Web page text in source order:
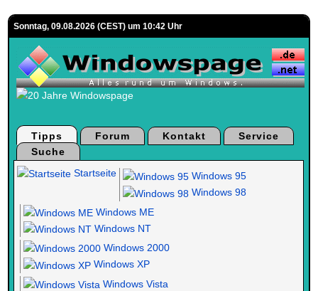
Sonntag, 09.08.2026 (CEST) um 10:42 Uhr
Tipps Forum Kontakt
Service
Suche
Startseite
Windows 95
Windows 98
Windows ME
Windows NT
Windows 2000
Windows XP
Windows Vista